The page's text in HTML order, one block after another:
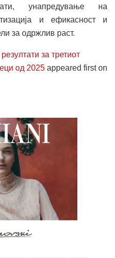
унапредување на
и ефикасност и
за одржлив раст.
за третиот
од 2025 appeared first on